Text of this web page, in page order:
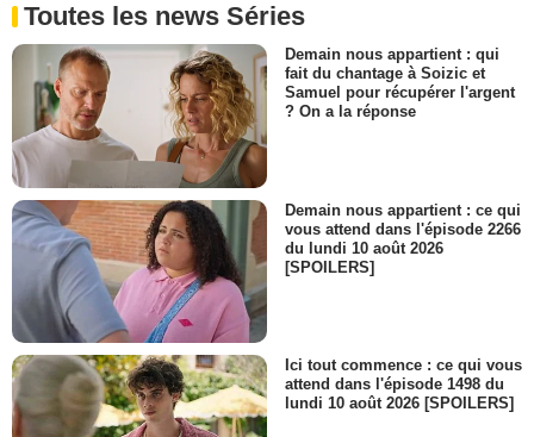
Toutes les news Séries
Demain nous appartient : qui
fait du chantage à Soizic et
Samuel pour récupérer l'argent
? On a la réponse
Demain nous appartient : ce qui
vous attend dans l'épisode 2266
du lundi 10 août 2026
[SPOILERS]
Ici tout commence : ce qui vous
attend dans l'épisode 1498 du
lundi 10 août 2026 [SPOILERS]